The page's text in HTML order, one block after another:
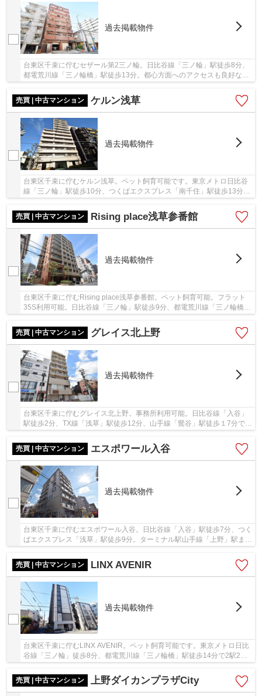
過去掲載物件
台東区千束に佇むセザール第2三ノ輪。日比谷線「三ノ輪」駅徒歩8分、
都電荒川線「三ノ輪橋」駅徒歩13分。都心方面へのアクセスも良好な立
売買 | 中古マンション
ケルン浅草
過去掲載物件
台東区千束に佇むケルン浅草。ペット飼育可能です。東京メトロ日比谷
線「三ノ輪」駅徒歩10分、つくばエクスプレス「南千住」駅徒歩13分。
売買 | 中古マンション
Rising place浅草参番館
過去掲載物件
台東区千束に佇むRising place浅草参番館。ペット飼育可能。フラット
35S利用可能。日比谷線「三ノ輪」駅徒歩9分、都電荒川線「三ノ輪橋」
売買 | 中古マンション
グレイス北上野
過去掲載物件
台東区千束に佇むグレイス北上野。事務所利用可能。日比谷線「入谷」
駅徒歩2分、TX線「浅草」駅徒歩12分、山手線「鶯谷」駅徒歩１7分で、
売買 | 中古マンション
エスポワール入谷
過去掲載物件
台東区千束に佇むエスポワール入谷。日比谷線「入谷」駅徒歩7分、つく
ばエクスプレス「浅草」駅徒歩9分。ターミナル駅山手線「上野」駅まで
1駅、乗車時間2分で通勤通学や利便性に富ん...
売買 | 中古マンション
LINX AVENIR
過去掲載物件
台東区千束に佇むLINX AVENIR。ペット飼育可能です。東京メトロ日比
谷線「三ノ輪」徒歩8分、都電荒川線「三ノ輪橋」駅徒歩14分で2駅2路
線利用可能。ビッグターミナル山手線「上野」駅...
売買 | 中古マンション
上野ダイカンプラザCity